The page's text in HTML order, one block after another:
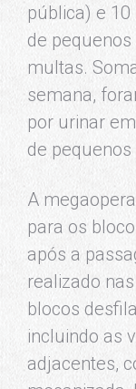
pública) e
de
multas.
semana,
por urinar
de
A
para os
após a
realizado
blocos
incluindo as
adjacentes,